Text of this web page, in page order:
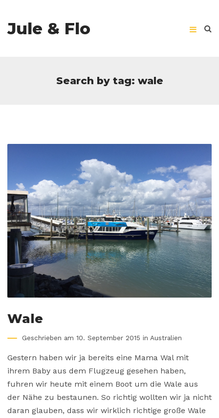
Jule & Flo
Search by tag: wale
Wale
Geschrieben am 10. September 2015 in Australien
Gestern haben wir ja bereits eine Mama Wal mit
ihrem Baby aus dem Flugzeug gesehen haben,
fuhren wir heute mit einem Boot um die Wale aus
der Nähe zu bestaunen. So richtig wollten wir ja nicht
daran glauben, dass wir wirklich richtige große Wale